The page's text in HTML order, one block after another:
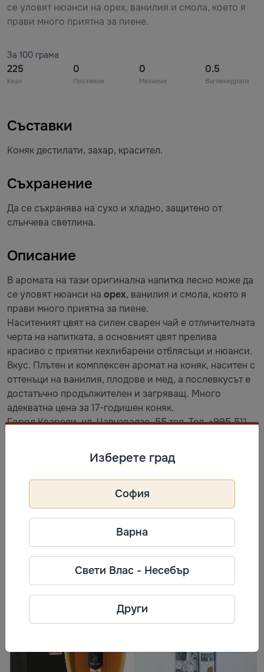
се уловят нюанси на орех, ванилия и смола, което я
прави много приятна за пиене.
За 100 грама
225
Ккал
0
Протеини
0
Мазнини
0.5
Въглехидрати
Съставки
Коняк дестилати, захар, красител.
Съхранение
Да се съхранява на сухо и хладно, защитено от
слънчева светлина.
Описание
В аромата на тази оригинална напитка лесно може да
се уловят нюанси на орех, ванилия и смола, което я
прави много приятна за пиене.
Наситеният цвят на силен сварен чай е отличителната
черта на напитката, а основният цвят прелива
красиво с приятни кехлибарени отблясъци и нюанси.
Вкус. Плътен и комплексен аромат на коняк, наситен с
оттенъци на ванилия, плодове и мед, а послевкусът е
достатъчно продължителен и загряващ. Много
адекватна цена за 17-годишен коняк.
Город Кварели, ул. Чавчавадзе, 55 тел. Тел. +995 511
Информация за производител
Корпорация Киндзмараули
Телефон: +995 511 14 44 00
Адрес: Город Кварели, ул.
Често разглеждани
Изберете град
София
Варна
Свети Влас - Несебър
Други